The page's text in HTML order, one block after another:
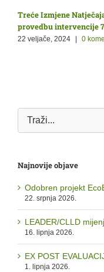
Treće Izmjene
provedbu intervencije
22 veljače, 2024 0
Traži...
Najnovije objave
Odobren projekt
22. srpnja 2026.
LEADER/CLLD
16. lipnja 2026.
EX POST
1. lipnja 2026.